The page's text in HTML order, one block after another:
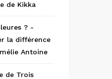
de Kikka
? -
la différence
Antoine
de Trois